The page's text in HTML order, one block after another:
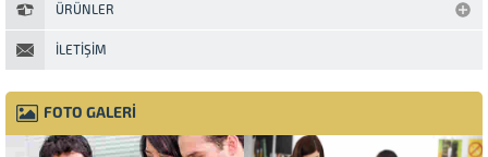
ÜRÜNLER
İLETIŞIM
FOTO GALERİ